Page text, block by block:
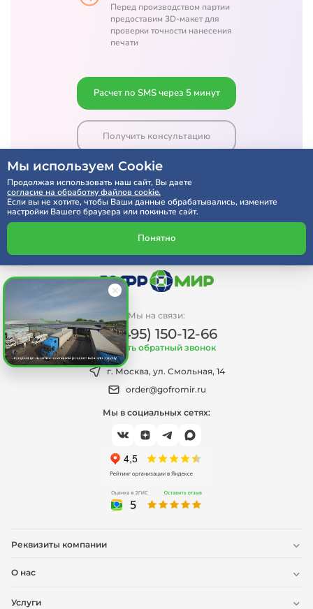
Перед производством партии
предоставим 3D-макет для
проверки точности нанесения
печати
Расчет по SMS через 5 минут
Получить консультацию
Мы на связи:
+7 (495) 150-12-66
Заказать обратный звонок
г. Москва, ул. Смольная, 14
order@gofromir.ru
Мы в социальных сетях:
Реквизиты компании
О нас
Услуги
Мы используем Cookie
Продолжая использовать наш сайт, Вы даете
согласие на обработку файлов cookie.
Если вы не хотите, чтобы Ваши данные обрабатывались, измените
настройки Вашего браузера или покиньте сайт.
Понятно